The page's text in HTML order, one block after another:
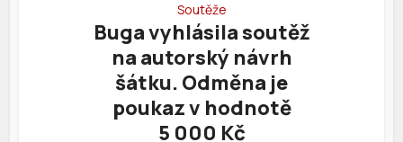
Soutěže
Buga vyhlásila soutěž
na autorský návrh
šátku. Odměna je
poukaz v hodnotě
5 000 Kč